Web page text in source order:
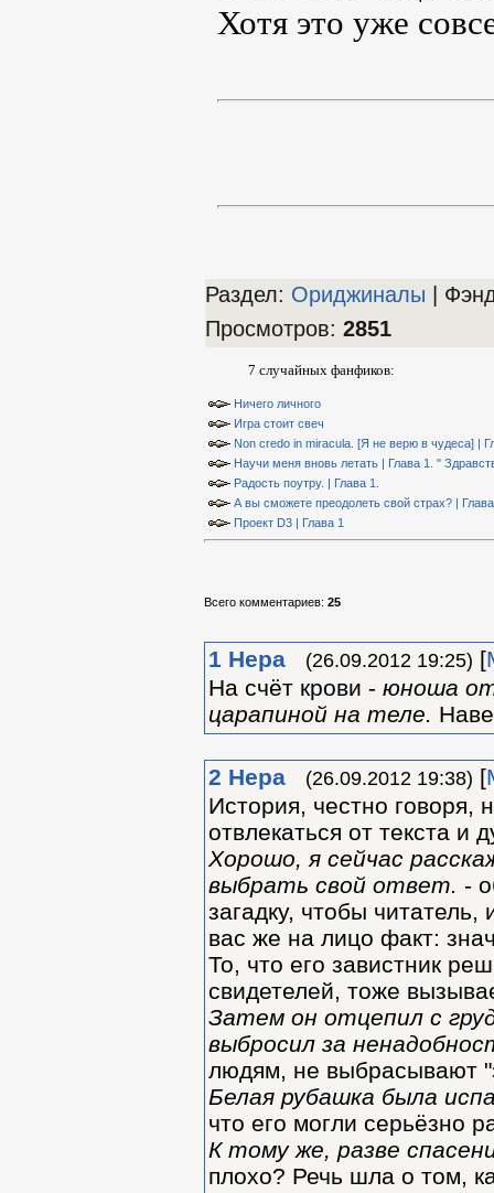
Хотя это уже
Раздел: Ориджиналы |
Просмотров: 2851
7 случайных фанфиков:
Ничего личного
Игра стоит свеч
Non credo in miracula. [Я не верю в чудеса] |
Научи меня вновь летать | Глава 1. "
Радость поутру. | Глава 1.
А вы сможете преодолеть свой страх? |
Проект D3 | Глава 1
Всего комментариев: 25
1 Нера (26.09.2012 19:25) [
На счёт крови - юноша
царапиной на теле.
2 Нера (26.09.2012 19:38) [
История, честно говоря,
отвлекаться от текста и
Хорошо, я сейчас
выбрать свой ответ. -
загадку, чтобы
вас же на лицо факт:
То, что его завистник
свидетелей, тоже
Затем он отцепил с
выбросил за
людям, не выбрасывают
Белая рубашка была
что его могли серьёзно
К тому же, разве
плохо? Речь шла о том,